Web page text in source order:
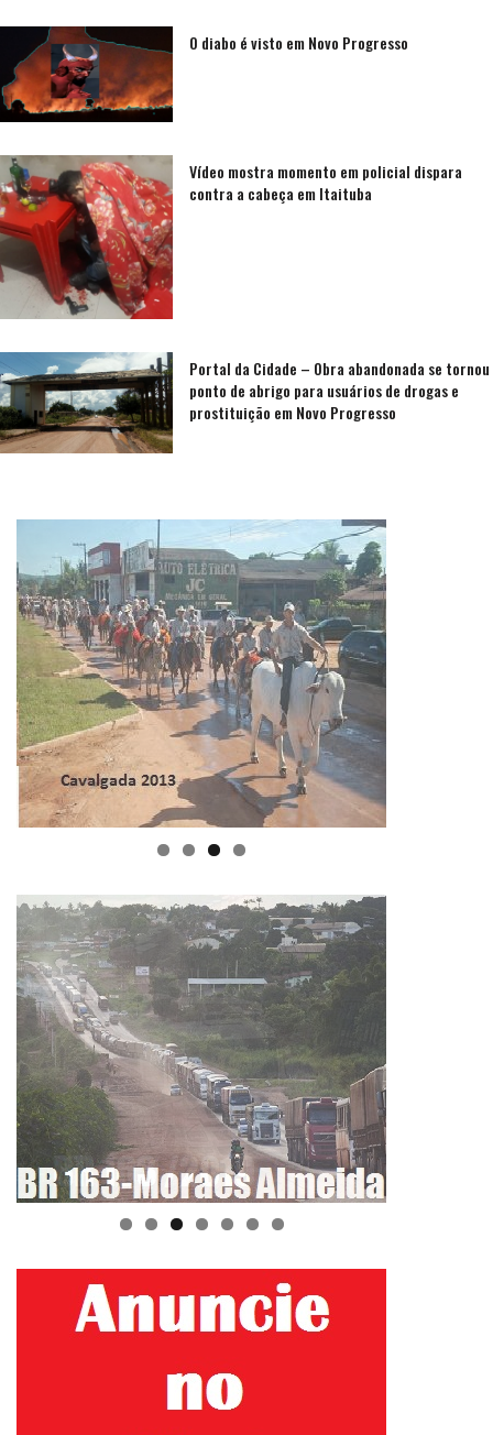
O diabo é visto em Novo Progresso
Vídeo mostra momento em policial dispara
contra a cabeça em Itaituba
Portal da Cidade – Obra abandonada se tornou
ponto de abrigo para usuários de drogas e
prostituição em Novo Progresso